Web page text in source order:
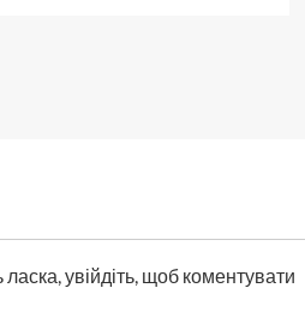
ласка, увійдіть, щоб коментувати